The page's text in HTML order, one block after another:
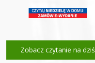
Zobacz czytanie na dziś